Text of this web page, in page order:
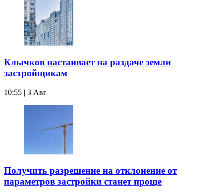
Клычков настаивает на раздаче земли
застройщикам
10:55 | 3 Авг
Получить разрешение на отклонение от
параметров застройки станет проще